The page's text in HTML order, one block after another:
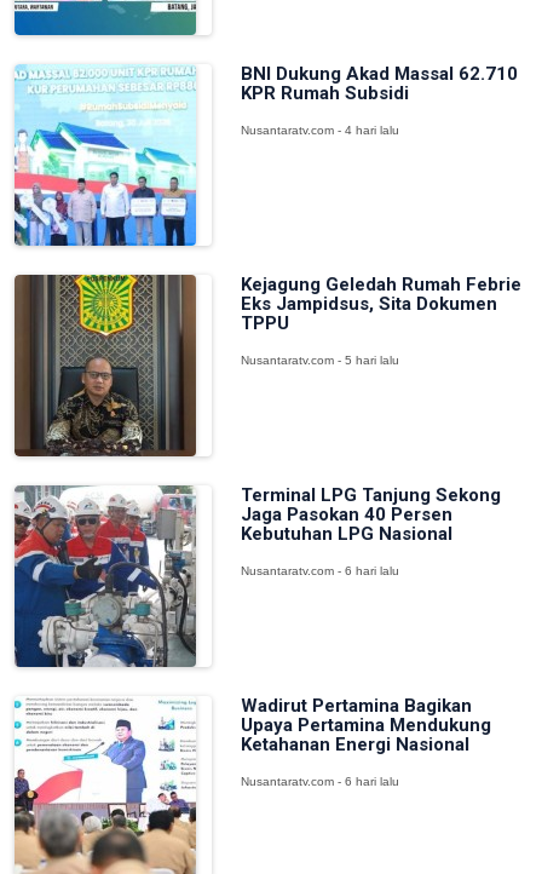
BNI Dukung Akad Massal 62.710
KPR Rumah Subsidi
Nusantaratv.com - 4 hari lalu
Kejagung Geledah Rumah Febrie
Eks Jampidsus, Sita Dokumen
TPPU
Nusantaratv.com - 5 hari lalu
Terminal LPG Tanjung Sekong
Jaga Pasokan 40 Persen
Kebutuhan LPG Nasional
Nusantaratv.com - 6 hari lalu
Wadirut Pertamina Bagikan
Upaya Pertamina Mendukung
Ketahanan Energi Nasional
Nusantaratv.com - 6 hari lalu